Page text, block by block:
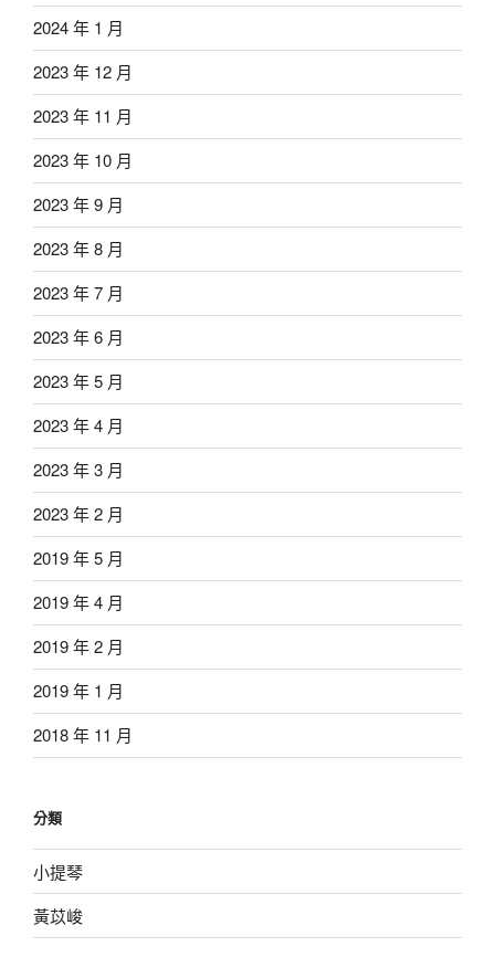
2024 年 1 月
2023 年 12 月
2023 年 11 月
2023 年 10 月
2023 年 9 月
2023 年 8 月
2023 年 7 月
2023 年 6 月
2023 年 5 月
2023 年 4 月
2023 年 3 月
2023 年 2 月
2019 年 5 月
2019 年 4 月
2019 年 2 月
2019 年 1 月
2018 年 11 月
分類
小提琴
黃苡峻